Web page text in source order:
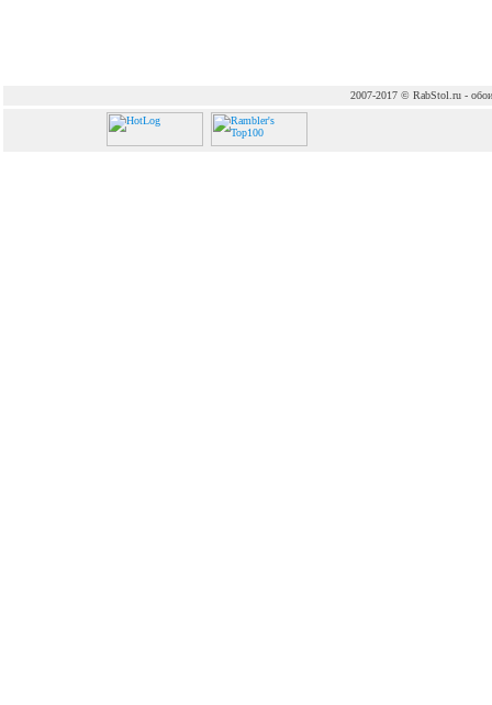
2007-2017 © RabStol.ru - обои